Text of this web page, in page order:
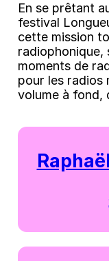
En se prêtant
festival
cette mission
radiophonique,
moments de
pour les radios
volume à fond,